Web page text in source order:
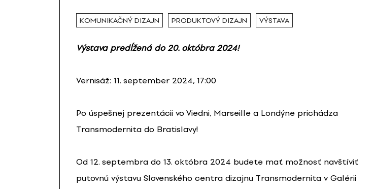
KOMUNIKAČNÝ DIZAJN PRODUKTOVÝ DIZAJN VÝSTAVA
Výstava predĺžená do 20. októbra 2024!
Vernisáž: 11. september 2024, 17:00
Po úspešnej prezentácii vo Viedni, Marseille a Londýne prichádza
Transmodernita do Bratislavy!
Od 12. septembra do 13. októbra 2024 budete mať možnosť navštíviť
putovnú výstavu Slovenského centra dizajnu Transmodernita v Galérii